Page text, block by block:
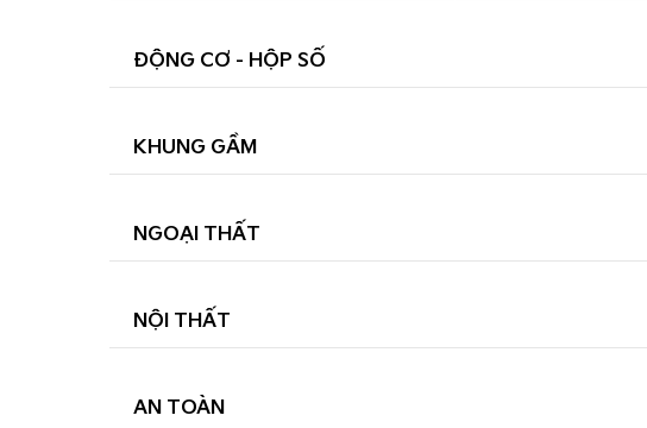
ĐỘNG CƠ - HỘP SỐ
KHUNG GẦM
NGOẠI THẤT
NỘI THẤT
AN TOÀN